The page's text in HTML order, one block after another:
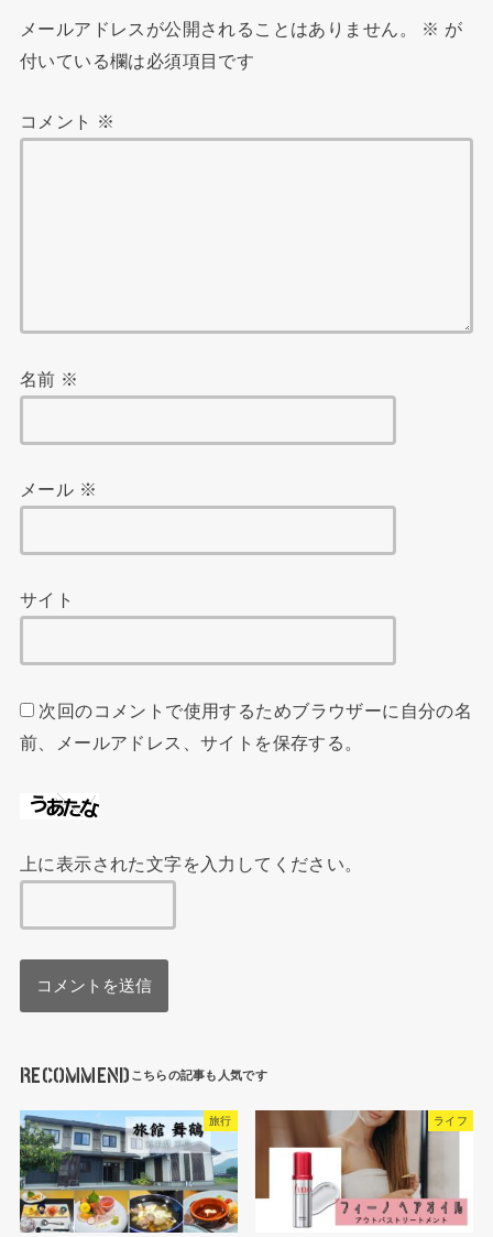
メールアドレスが公開されることはありません。 ※ が
付いている欄は必須項目です
コメント ※
名前 ※
メール ※
サイト
次回のコメントで使用するためブラウザーに自分の名
前、メールアドレス、サイトを保存する。
上に表示された文字を入力してください。
RECOMMEND
旅行 ライフ